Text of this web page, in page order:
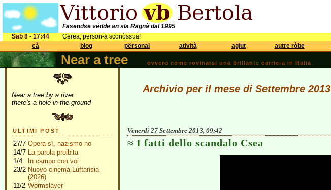
Fasendse vëdde an sla Ragnà dal 1995
Sab 8 - 17:44
Cerea, përson-a sconòssua!
cà
blog përsonal atività agiut autre ròbe
Near a tree ovvero come rovinarsi una brillante carriera in Italia
Near a tree by a river
there's a hole in the ground
ULTIMI POST
27/7 Opera sì, nazismo no
14/7 La parola proibita
1/4
In campo con voi
23/2 Nuovo cinema Luftansia
(2026)
11/2 Wormslayer
Archivio per il mese di Settembre 2013
Venerdì 27 Settembre 2013, 09:42
I fatti dello scandalo Csea